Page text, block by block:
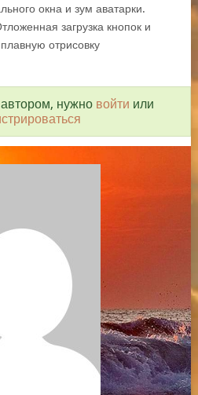
окна и зум аватарки.
загрузка кнопок и
отрисовку
нужно войти или